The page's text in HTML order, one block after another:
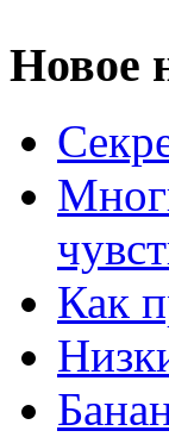
Новое
Как